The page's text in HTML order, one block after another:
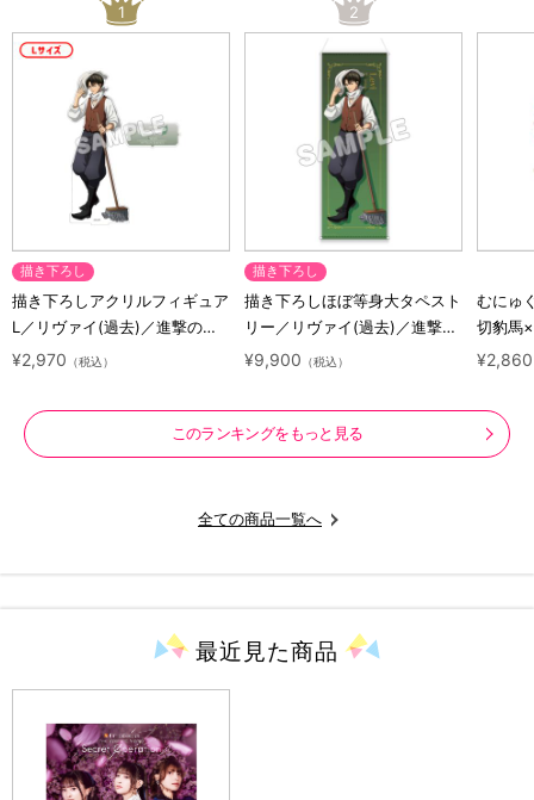
1
描き下ろし
描き下ろしアクリルフィギュア
L／リヴァイ(過去)／進撃の巨
人 10 Years Journey
¥2,970 （税込）
2
描き下ろし
描き下ろしほぼ等身大タペスト
リー／リヴァイ(過去)／進撃の
巨人 10 Years Journey
¥9,900 （税込）
むにゅ
切豹馬
ロック
¥2,860
このランキングをもっと見る
全ての商品一覧へ
最近見た商品